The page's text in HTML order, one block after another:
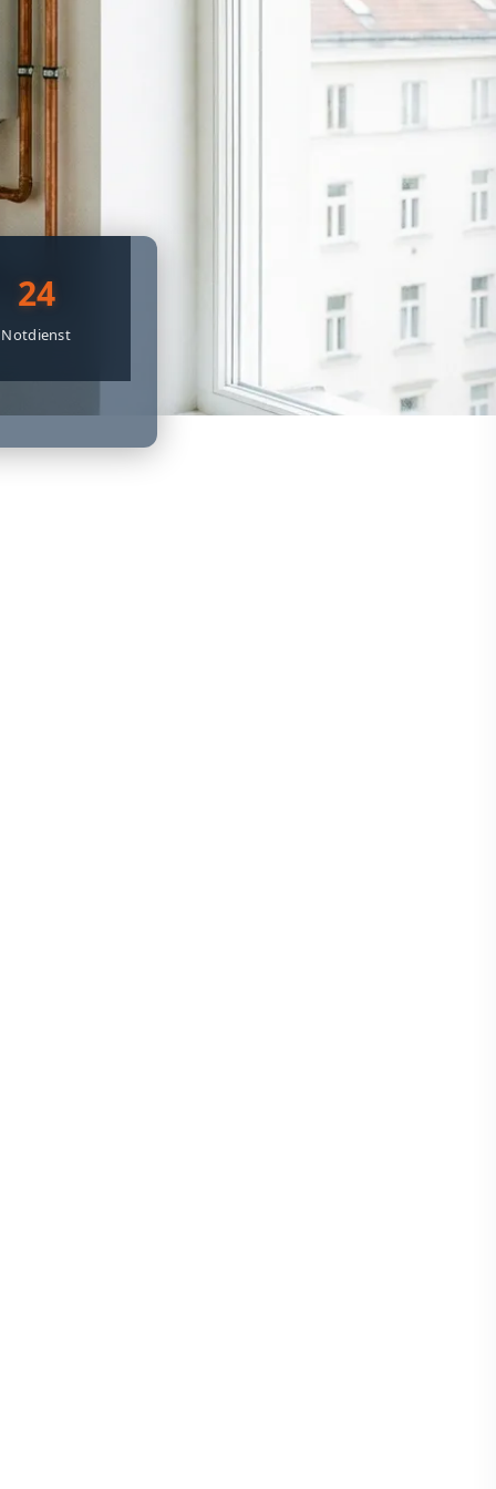
24
Notdienst